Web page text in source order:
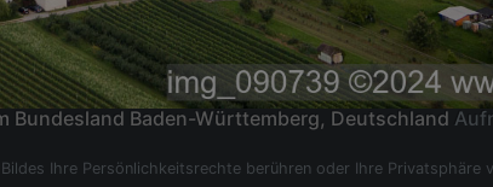
Bundesland Baden-Württemberg, Deutschland
Ihre Persönlichkeitsrechte berühren oder Ihre Privatsphäre